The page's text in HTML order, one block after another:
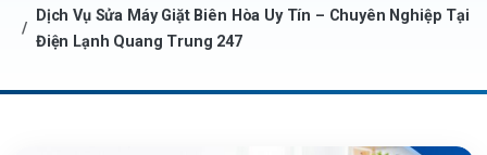
Dịch Vụ Sửa Máy Giặt Biên Hòa Uy Tín – Chuyên Nghiệp Tại
Điện Lạnh Quang Trung 247